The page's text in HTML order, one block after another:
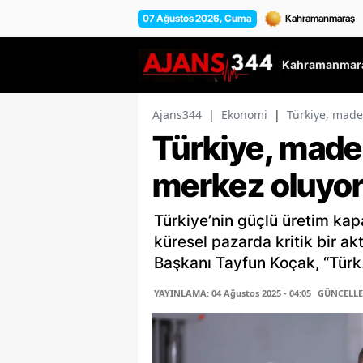
07 Ağustos 2026, Cuma
Ajans344 | Ekonomi | Türkiye,
Türkiye,
merkez
Türkiye’nin güçlü üretim
küresel pazarda kritik bir
Başkanı Tayfun Koçak,
YAYINLAMA: 04 Ağustos 2025 - 04:05